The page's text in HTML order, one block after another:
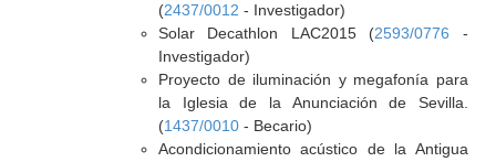
(2437/0012 - Investigador)
Solar Decathlon LAC2015 (2593/0776 -
Investigador)
Proyecto de iluminación y megafonía para
la Iglesia de la Anunciación de Sevilla.
(1437/0010- Becario)
Acondicionamiento acústico de la Antigua